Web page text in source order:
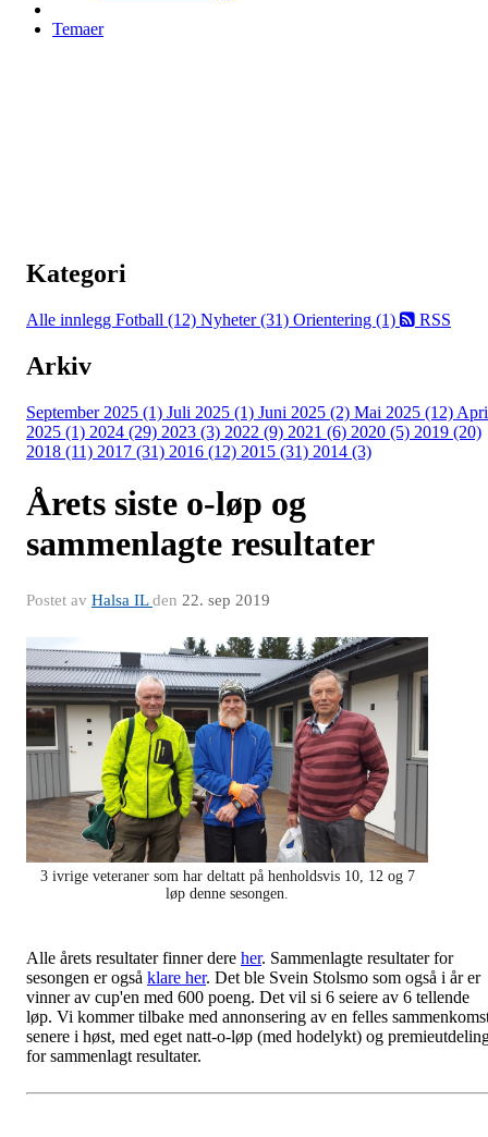
Temaer
Kategori
Alle innlegg Fotball (12) Nyheter (31) Orientering (1) RSS
Arkiv
September 2025 (1) Juli 2025 (1) Juni 2025 (2) Mai 2025 (12)
2025 (1) 2024 (29) 2023 (3) 2022 (9) 2021 (6) 2020 (5) 2019 (20)
2018 (11) 2017 (31) 2016 (12) 2015 (31) 2014 (3)
Årets siste o-løp og
sammenlagte resultater
Postet av Halsa ILden 22. sep 2019
3 ivrige veteraner som har deltatt på henholdsvis 10, 12 og 7
løp denne sesongen.
Alle årets resultater finner dere her. Sammenlagte resultater for
sesongen er også klare her. Det ble Svein Stolsmo som også i år er
vinner av cup'en med 600 poeng. Det vil si 6 seiere av 6 tellende
løp. Vi kommer tilbake med annonsering av en felles
senere i høst, med eget natt-o-løp (med hodelykt) og
for sammenlagt resultater.